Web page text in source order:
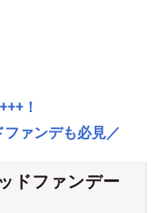
！
ァンデも必見／
ドファンデー